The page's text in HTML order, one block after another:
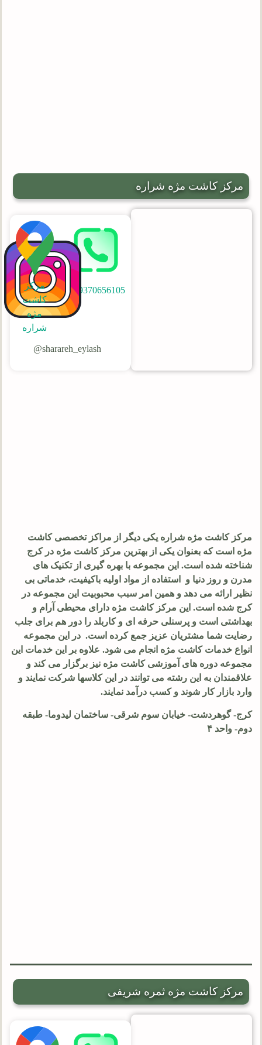
مرکز کاشت مژه شراره
09370656105
sharareh_eylash@
مرکز
کاشت
مژه
شراره
مرکز کاشت مژه شراره یکی دیگر از مراکز تخصصی کاشت
مژه است که بعنوان یکی از بهترین مرکز کاشت مژه در کرج
شناخته شده است. این مجموعه با بهره‌ گیری از تکنیک‌ های
مدرن و روز دنیا و استفاده از مواد اولیه باکیفیت، خدماتی بی
نظیر ارائه می دهد و همین امر سبب محبوبیت این مجموعه در
کرج شده است. این مرکز کاشت مژه دارای محیطی آرام و
بهداشتی است و پرسنلی حرفه ای و کاربلد را دور هم برای جلب
رضایت شما مشتریان عزیز جمع کرده است. در این مجموعه
انواع خدمات کاشت مژه انجام می شود. علاوه بر این خدمات این
مجموعه دوره های آموزشی کاشت مژه نیز برگزار می کند و
علاقمندان به این رشته می توانند در این کلاسها شرکت نمایند و
وارد بازار کار شوند و کسب درآمد نمایند.
کرج- گوهردشت- خیابان سوم شرقی- ساختمان لیدوما- طبقه
دوم- واحد ۴
مرکز کاشت مژه ثمره شریفی